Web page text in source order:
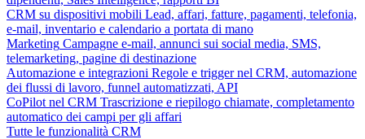
CRM su dispositivi mobili Lead, affari, fatture, pagamenti, telefonia,
e-mail, inventario e calendario a portata di mano
Marketing Campagne e-mail, annunci sui social media, SMS,
telemarketing, pagine di destinazione
Automazione e integrazioni Regole e trigger nel CRM, automazione
dei flussi di lavoro, funnel automatizzati, API
CoPilot nel CRM Trascrizione e riepilogo chiamate, completamento
automatico dei campi per gli affari
Tutte le funzionalità CRM